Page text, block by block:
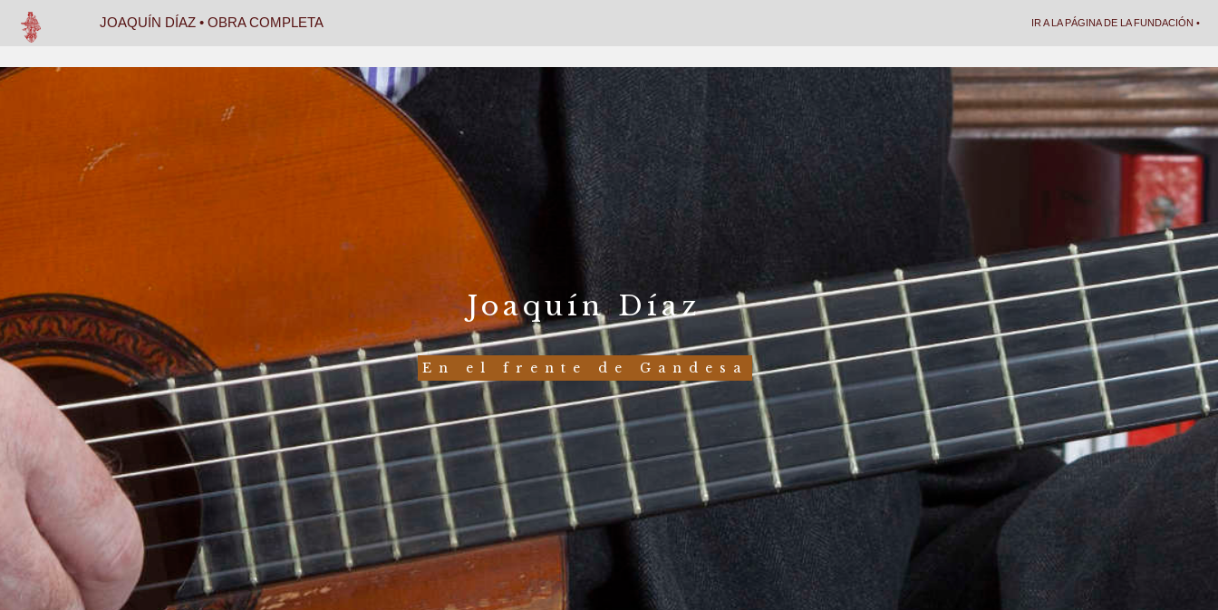
JOAQUÍN DÍAZ • OBRA COMPLETA IR A LA PÁGINA DE LA FUNDACIÓN •
Joaquín Díaz
En el frente de Gandesa